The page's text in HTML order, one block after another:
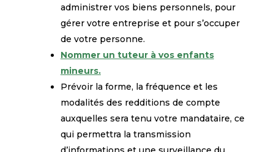
administrer vos biens personnels, pour
gérer votre entreprise et pour s’occuper
de votre personne.
Nommer un tuteur à vos enfants
mineurs.
Prévoir la forme, la fréquence et les
modalités des redditions de compte
auxquelles sera tenu votre mandataire, ce
qui permettra la transmission